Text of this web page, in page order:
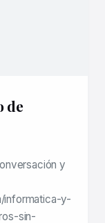
de
y
informatica-y-
sin-